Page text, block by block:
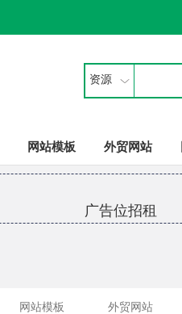
资源
网站模板 外贸网站
广告位招租
网站模板 外贸网站